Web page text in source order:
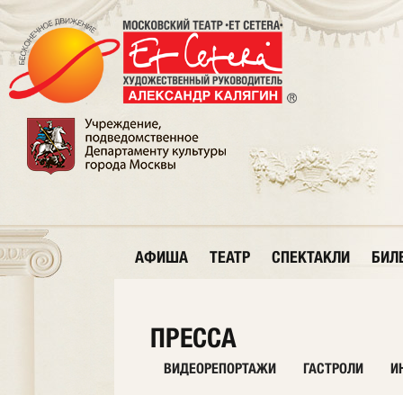
АФИША ТЕАТР СПЕКТАКЛИ
ПРЕССА
ВИДЕОРЕПОРТАЖИ ГАСТРОЛИ